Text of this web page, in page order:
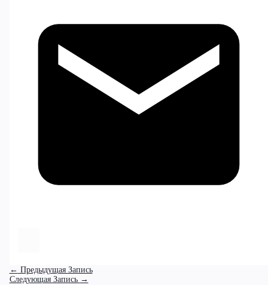
← Предыдущая Запись
Следующая Запись →